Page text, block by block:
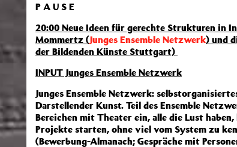
P A U S E
20:00 Neue Ideen für gerechte Strukturen in
Mommertz (Junges Ensemble Netzwerk) und
der Bildenden Künste Stuttgart)
INPUT Junges Ensemble Netzwerk
Junges Ensemble Netzwerk:
Darstellender Kunst. Teil des Ensemble
Bereichen mit Theater ein, alle die Lust
Projekte starten, ohne viel vom System zu
(Bewerbung-Almanach; Gespräche mit